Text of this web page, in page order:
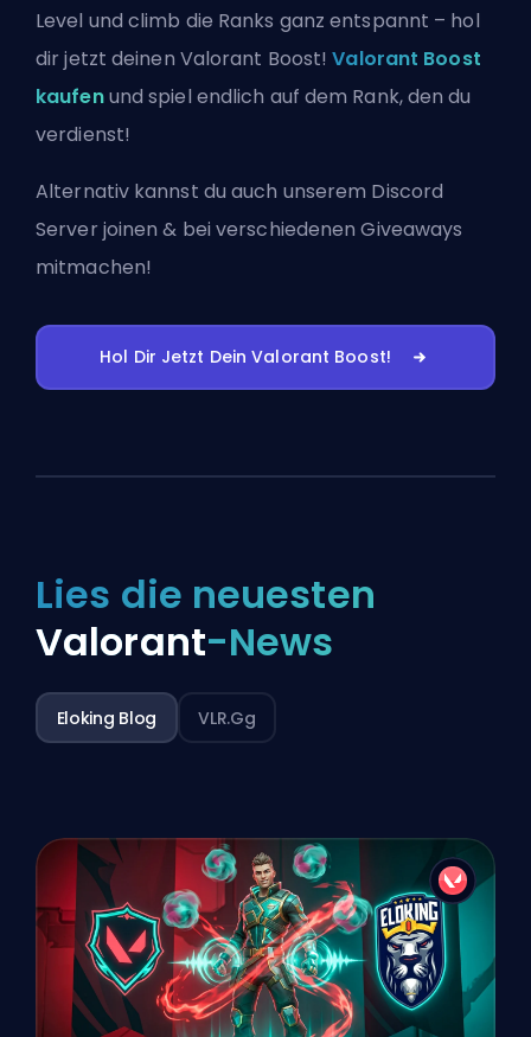
Level und climb die Ranks ganz entspannt – hol
dir jetzt deinen Valorant Boost!Valorant Boost
kaufenund spiel endlich auf dem Rank, den du
verdienst!
Alternativ kannst du auch unserem Discord
Server joinen & bei verschiedenen Giveaways
mitmachen!
Hol Dir Jetzt Dein Valorant Boost!
Lies die neuesten
Valorant-News
Eloking Blog VLR.gg